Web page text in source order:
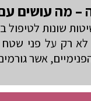
– מה עושים
שונות
רק על פני שטח
אשר